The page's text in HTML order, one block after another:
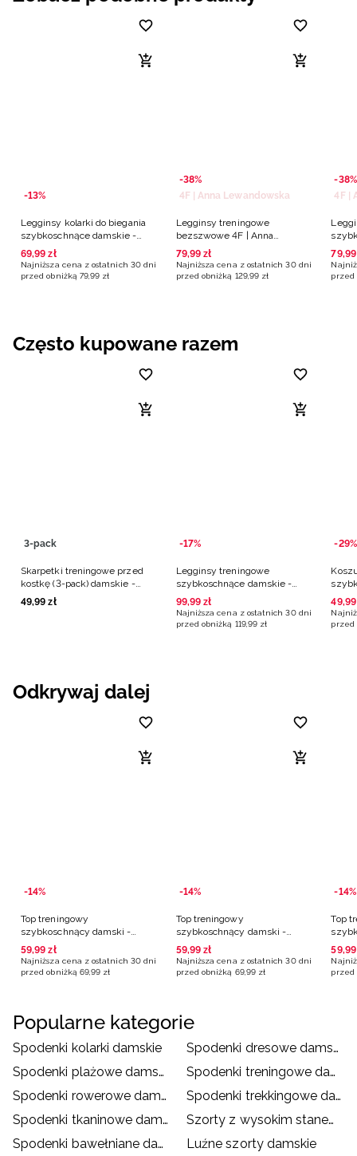
-13%
Legginsy kolarki do biegania
szybkoschnące damskie -
niebieskie
69,99 zł
Najniższa cena z ostatnich 30 dni
przed obniżką 79,99 zł
-38%
4F | Anna Lewandowska
Legginsy treningowe
bezszwowe 4F | Anna
Lewandowska - niebieskie
79,99 zł
Najniższa cena z ostatnich 30 dni
przed obniżką 129,99 zł
-38%
4F |
79,99
przed
Często kupowane razem
3-pack
Skarpetki treningowe przed
kostkę (3-pack) damskie -
białe
49,99 zł
-17%
Legginsy treningowe
szybkoschnące damskie -
niebieskie
99,99 zł
Najniższa cena z ostatnich 30 dni
przed obniżką 119,99 zł
-29%
49,99
przed
Odkrywaj dalej
-14%
Top treningowy
szybkoschnący damski -
niebieski
59,99 zł
Najniższa cena z ostatnich 30 dni
przed obniżką 69,99 zł
-14%
Top treningowy
szybkoschnący damski -
beżowy
59,99 zł
Najniższa cena z ostatnich 30 dni
przed obniżką 69,99 zł
-14%
Top
59,99
przed
Popularne kategorie
Spodenki kolarki damskie
Spodenki dresowe damskie
Spodenki plażowe damskie
Spodenki treningowe damskie
Spodenki rowerowe damskie
Spodenki trekkingowe damskie
Spodenki tkaninowe damskie
Szorty z wysokim stanem damskie
Spodenki bawełniane damskie
Luźne szorty damskie